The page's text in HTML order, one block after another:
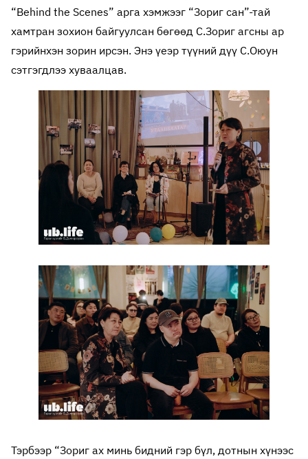
“Behind the Scenes” арга хэмжээг “Зориг сан”-тай
хамтран зохион байгуулсан бөгөөд С.Зориг агсны ар
гэрийнхэн зорин ирсэн. Энэ үеэр түүний дүү С.Оюун
сэтгэгдлээ хуваалцав.
Тэрбээр “Зориг ах минь бидний гэр бүл, дотнын хүнээс